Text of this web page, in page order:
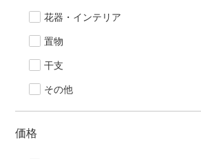
花器・インテリア
置物
干支
その他
価格